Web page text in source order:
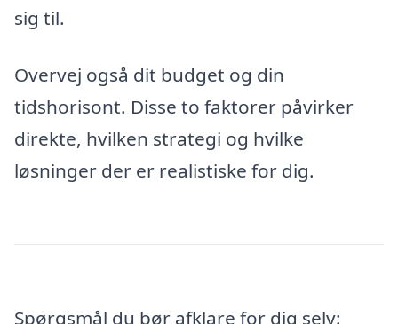
sig til.
Overvej også dit budget og din
tidshorisont. Disse to faktorer påvirker
direkte, hvilken strategi og hvilke
løsninger der er realistiske for dig.
Spørgsmål du bør afklare for dig selv: